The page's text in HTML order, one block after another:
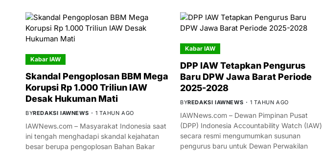
Kabar IAW
Skandal Pengoplosan BBM Mega
Korupsi Rp 1.000 Triliun IAW
Desak Hukuman Mati
BYREDAKSI IAWNEWS 1 TAHUN AGO
IAWNews.com – Masyarakat Indonesia saat
ini tengah menghadapi skandal kejahatan
besar berupa pengoplosan Bahan Bakar
Kabar IAW
DPP IAW Tetapkan Pengurus
Baru DPW Jawa Barat Periode
2025-2028
BYREDAKSI IAWNEWS 1 TAHUN AGO
IAWNews.com – Dewan Pimpinan Pusat
(DPP) Indonesia Accountability Watch (IAW)
secara resmi mengumumkan susunan
pengurus baru untuk Dewan Perwakilan